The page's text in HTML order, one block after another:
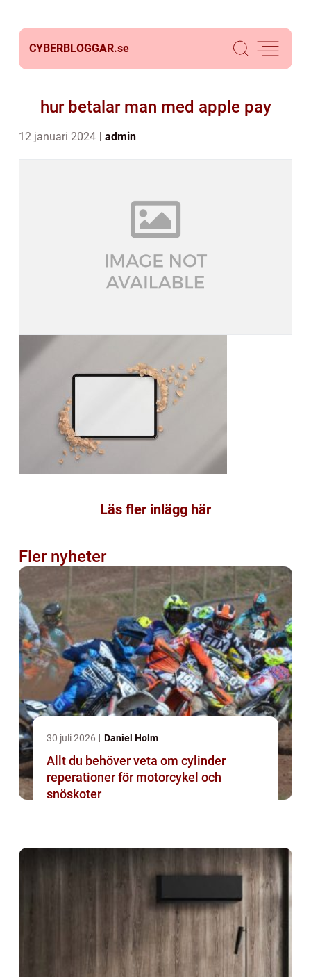
CYBERBLOGGAR.se
hur betalar man med apple pay
12 januari 2024 admin
Läs fler inlägg här
Fler nyheter
30 juli 2026 Daniel Holm
Allt du behöver veta om cylinder
reperationer för motorcykel och
snöskoter